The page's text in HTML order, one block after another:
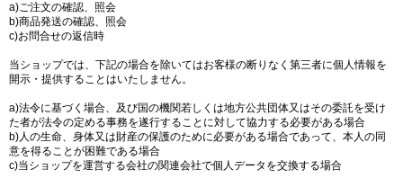
a)ご注文の確認、照会
b)商品発送の確認、照会
c)お問合せの返信時
当ショップでは、下記の場合を除いてはお客様の断りなく第三者に個人情報を
開示・提供することはいたしません。
a)法令に基づく場合、及び国の機関若しくは地方公共団体又はその委託を受け
た者が法令の定める事務を遂行することに対して協力する必要がある場合
b)人の生命、身体又は財産の保護のために必要がある場合であって、本人の同
意を得ることが困難である場合
c)当ショップを運営する会社の関連会社で個人データを交換する場合